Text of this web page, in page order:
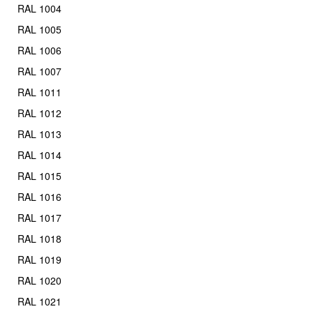
RAL 1004
RAL 1005
RAL 1006
RAL 1007
RAL 1011
RAL 1012
RAL 1013
RAL 1014
RAL 1015
RAL 1016
RAL 1017
RAL 1018
RAL 1019
RAL 1020
RAL 1021